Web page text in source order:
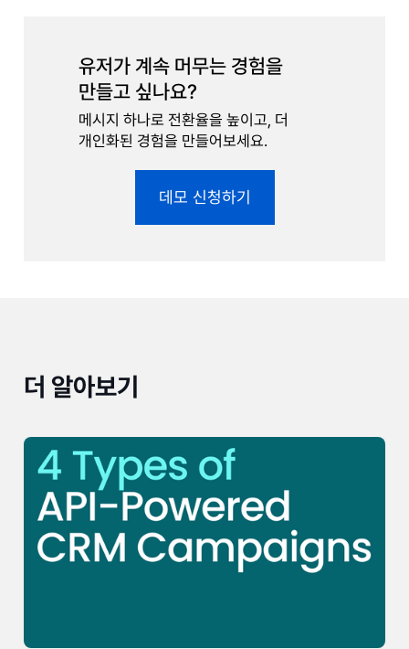
유저가 계속 머무는 경험을
만들고 싶나요?
메시지 하나로 전환율을 높이고, 더
개인화된 경험을 만들어보세요.
데모 신청하기
더 알아보기